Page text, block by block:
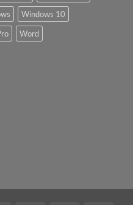
Windows 10
Word